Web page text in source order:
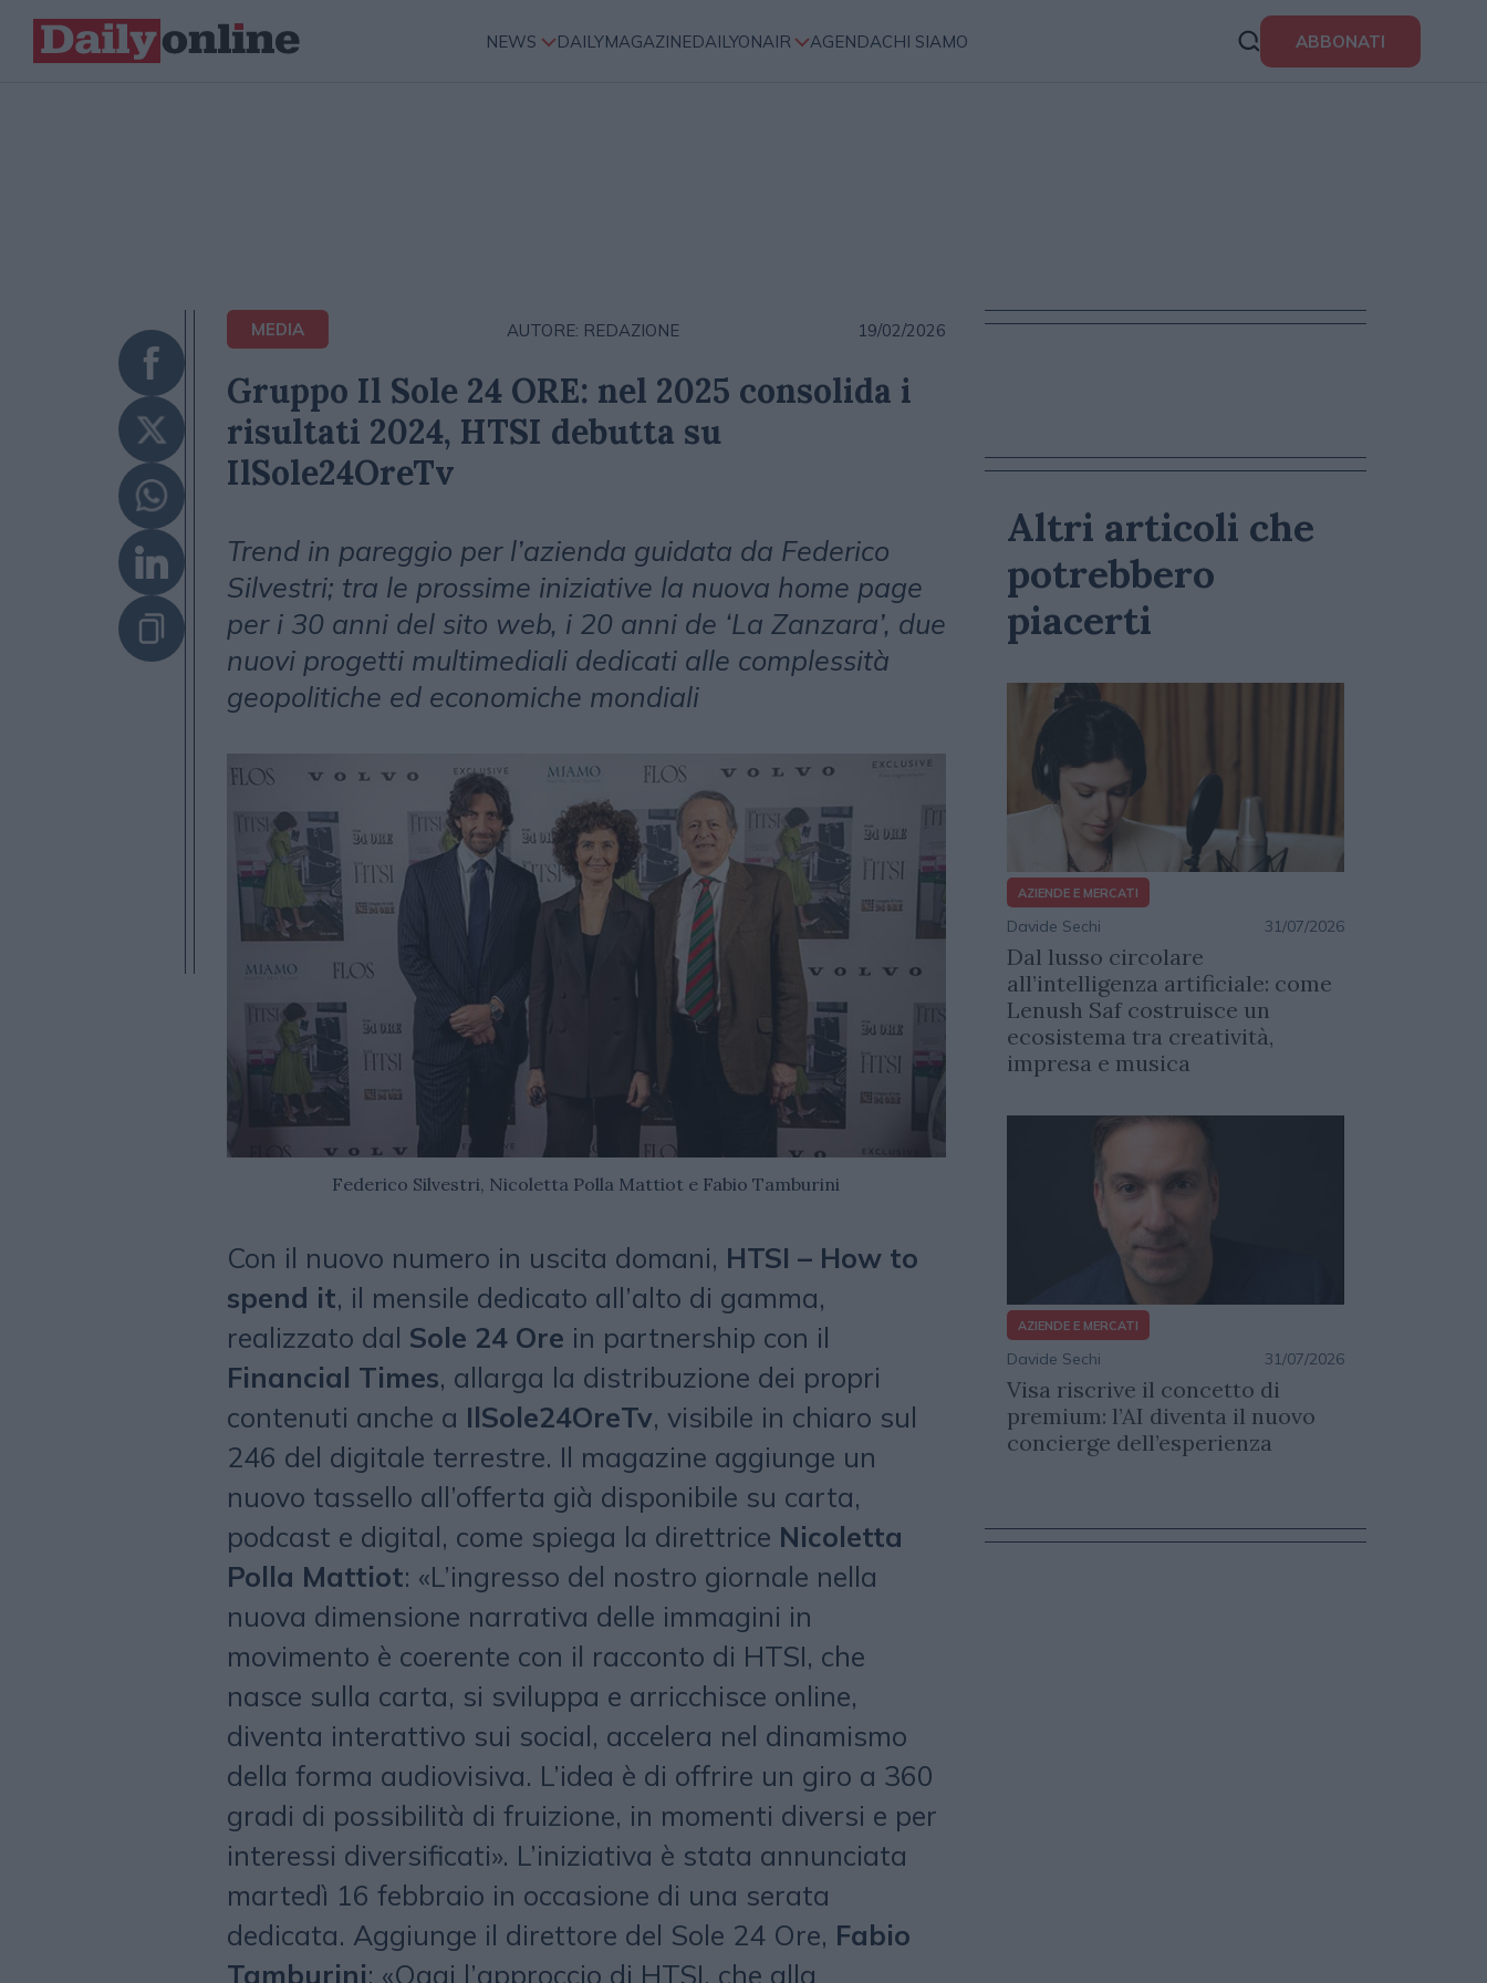
NEWS DAILYMAGAZINEDAILYONAIR AGENDACHI SIAMO ABBONATI
MEDIA AUTORE: REDAZIONE 19/02/2026
Gruppo Il Sole 24 ORE: nel 2025 consolida i
risultati 2024, HTSI debutta su
IlSole24OreTv
Trend in pareggio per l’azienda guidata da Federico
Silvestri; tra le prossime iniziative la nuova home page
per i 30 anni del sito web, i 20 anni de ‘La Zanzara’, due
nuovi progetti multimediali dedicati alle complessità
geopolitiche ed economiche mondiali
Federico Silvestri, Nicoletta Polla Mattiot e Fabio Tamburini
Con il nuovo numero in uscita domani, HTSI – How to
spend it, il mensile dedicato all’alto di gamma,
realizzato dal Sole 24 Ore in partnership con il
Financial Times, allarga la distribuzione dei propri
contenuti anche a IlSole24OreTv, visibile in chiaro sul
246 del digitale terrestre. Il magazine aggiunge un
nuovo tassello all’offerta già disponibile su carta,
podcast e digital, come spiega la direttrice Nicoletta
Polla Mattiot: «L’ingresso del nostro giornale nella
nuova dimensione narrativa delle immagini in
movimento è coerente con il racconto di HTSI, che
nasce sulla carta, si sviluppa e arricchisce online,
diventa interattivo sui social, accelera nel dinamismo
della forma audiovisiva. L’idea è di offrire un giro a 360
gradi di possibilità di fruizione, in momenti diversi e per
interessi diversificati». L’iniziativa è stata annunciata
martedì 16 febbraio in occasione di una serata
dedicata. Aggiunge il direttore del Sole 24 Ore, Fabio
Tamburini: «Oggi l’approccio di HTSI, che alla
Altri articoli che
potrebbero
piacerti
AZIENDE E MERCATI
Davide Sechi 31/07/2026
Dal lusso circolare
all’intelligenza artificiale: come
Lenush Saf costruisce un
ecosistema tra creatività,
impresa e musica
AZIENDE E MERCATI
Davide Sechi 31/07/2026
Visa riscrive il concetto di
premium: l’AI diventa il nuovo
concierge dell’esperienza